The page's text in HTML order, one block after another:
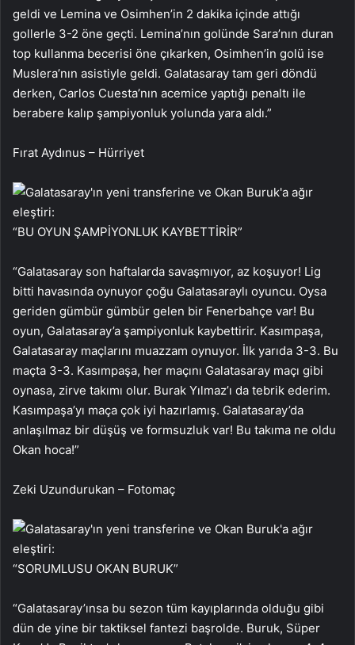
geldi ve Lemina ve Osimhen’in 2 dakika içinde attığı
gollerle 3-2 öne geçti. Lemina’nın golünde Sara’nın duran
top kullanma becerisi öne çıkarken, Osimhen’in golü ise
Muslera’nın asistiyle geldi. Galatasaray tam geri döndü
derken, Carlos Cuesta’nın acemice yaptığı penaltı ile
berabere kalıp şampiyonluk yolunda yara aldı.”
Fırat Aydınus – Hürriyet
“BU OYUN ŞAMPİYONLUK KAYBETTİRİR”
“Galatasaray son haftalarda savaşmıyor, az koşuyor! Lig
bitti havasında oynuyor çoğu Galatasaraylı oyuncu. Oysa
geriden gümbür gümbür gelen bir Fenerbahçe var! Bu
oyun, Galatasaray’a şampiyonluk kaybettirir. Kasımpaşa,
Galatasaray maçlarını muazzam oynuyor. İlk yarıda 3-3. Bu
maçta 3-3. Kasımpaşa, her maçını Galatasaray maçı gibi
oynasa, zirve takımı olur. Burak Yılmaz’ı da tebrik ederim.
Kasımpaşa’yı maça çok iyi hazırlamış. Galatasaray’da
anlaşılmaz bir düşüş ve formsuzluk var! Bu takıma ne oldu
Okan hoca!”
Zeki Uzundurukan – Fotomaç
“SORUMLUSU OKAN BURUK”
“Galatasaray’ınsa bu sezon tüm kayıplarında olduğu gibi
dün de yine bir taktiksel fantezi başrolde. Buruk, Süper